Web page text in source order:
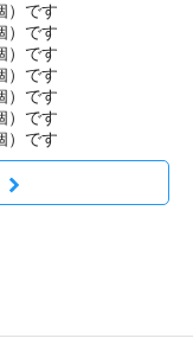
）です
）です
）です
）です
）です
）です
）です